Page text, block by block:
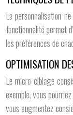
La personnalisation
fonctionnalité permet
les préférences de
OPTIMISATION
Le micro-ciblage
exemple, vous
vous augmentez